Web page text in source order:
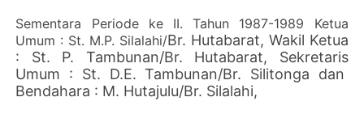
Sementara Periode ke II. Tahun 1987-1989 Ketua
Umum : St. M.P. Silalahi/Br. Hutabarat, Wakil Ketua
: St. P. Tambunan/Br. Hutabarat, Sekretaris
Umum : St. D.E. Tambunan/Br. Silitonga dan
Bendahara : M. Hutajulu/Br. Silalahi,